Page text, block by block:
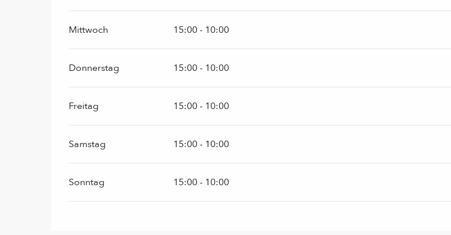
Mittwoch 15:00 - 10:00
Donnerstag 15:00 - 10:00
Freitag 15:00 - 10:00
Samstag 15:00 - 10:00
Sonntag 15:00 - 10:00